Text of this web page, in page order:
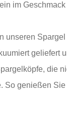
im
unseren
geliefert
die
So genießen